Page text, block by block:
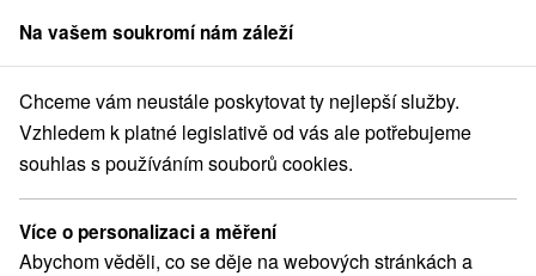
člen skupinySorger
Prešovský kraj Štrbské Pleso Lyžařské středisko Štrbské Pleso
Lyžařské středisko Štrbské Pleso
Domovská stránka Navigovat do místa
Na vašem soukromí nám záleží
Chceme vám neustále poskytovat ty nejlepší služby.
Vzhledem k platné legislativě od vás ale potřebujeme
souhlas s používáním souborů cookies.
Více o personalizaci a měření
Abychom věděli, co se děje na webových stránkách a